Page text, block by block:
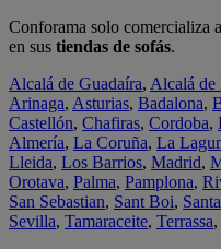
Conforama solo comercializa
en sus tiendas de sofás.
Alcalá de Guadaíra, Alcalá de
Arinaga, Asturias, Badalona,
Castellón, Chafiras, Cordoba,
Almería, La Coruña, La
Lleida, Los Barrios, Madrid,
Orotava, Palma, Pamplona,
San Sebastian, Sant Boi,
Sevilla, Tamaraceite, Terrassa,